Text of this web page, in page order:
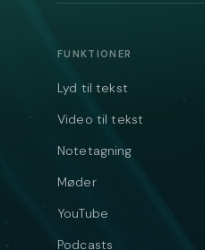
FUNKTIONER
Lyd til tekst
Video til tekst
Notetagning
Møder
YouTube
Podcasts